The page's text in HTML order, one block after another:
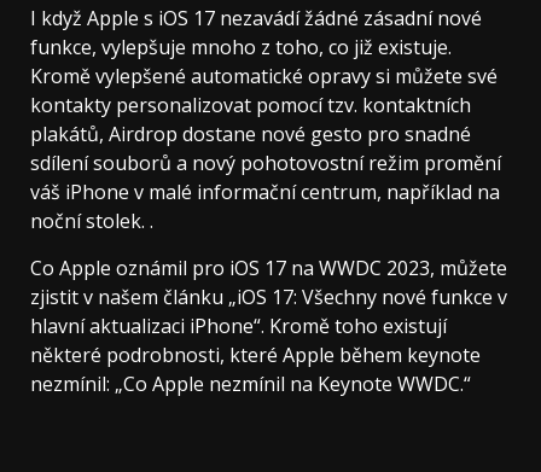
I když Apple s iOS 17 nezavádí žádné zásadní nové
funkce, vylepšuje mnoho z toho, co již existuje.
Kromě vylepšené automatické opravy si můžete své
kontakty personalizovat pomocí tzv. kontaktních
plakátů, Airdrop dostane nové gesto pro snadné
sdílení souborů a nový pohotovostní režim promění
váš iPhone v malé informační centrum, například na
noční stolek. .
Co Apple oznámil pro iOS 17 na WWDC 2023, můžete
zjistit v našem článku „iOS 17: Všechny nové funkce v
hlavní aktualizaci iPhone“. Kromě toho existují
některé podrobnosti, které Apple během keynote
nezmínil: „Co Apple nezmínil na Keynote WWDC.“